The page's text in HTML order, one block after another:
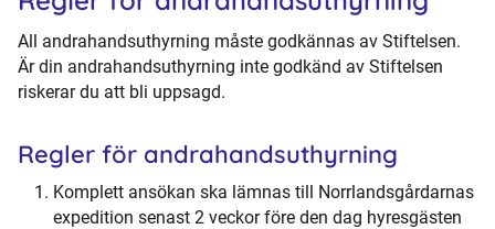
All andrahandsuthyrning måste godkännas av Stiftelsen.
Är din andrahandsuthyrning inte godkänd av Stiftelsen
riskerar du att bli uppsagd.
Regler för andrahandsuthyrning
Komplett ansökan ska lämnas till Norrlandsgårdarnas
expedition senast 2 veckor före den dag hyresgästen